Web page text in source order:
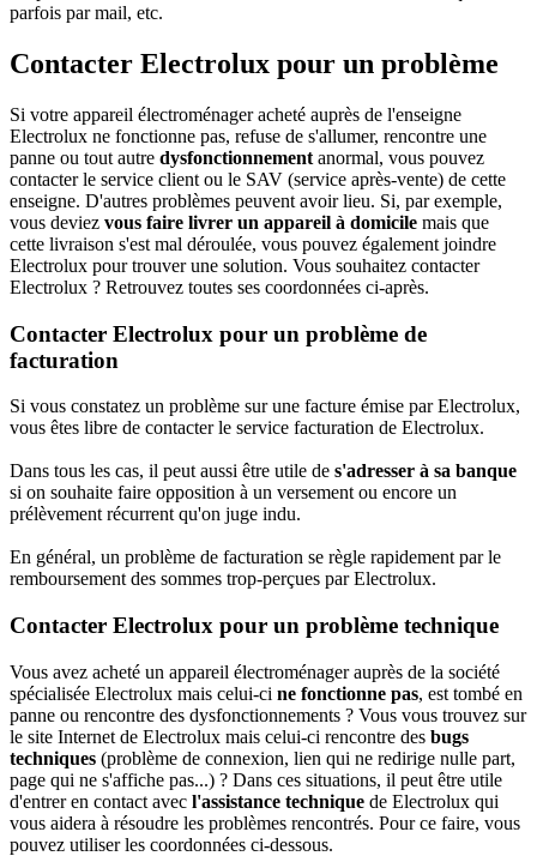
parfois par mail, etc.
Contacter Electrolux pour un problème
Si votre appareil électroménager acheté auprès de l'enseigne
Electrolux ne fonctionne pas, refuse de s'allumer, rencontre une
panne ou tout autre dysfonctionnement anormal, vous pouvez
contacter le service client ou le SAV (service après-vente) de cette
enseigne. D'autres problèmes peuvent avoir lieu. Si, par exemple,
vous deviez vous faire livrer un appareil à domicile mais que
cette livraison s'est mal déroulée, vous pouvez également joindre
Electrolux pour trouver une solution. Vous souhaitez contacter
Electrolux ? Retrouvez toutes ses coordonnées ci-après.
Contacter Electrolux pour un problème de
facturation
Si vous constatez un problème sur une facture émise par Electrolux,
vous êtes libre de contacter le service facturation de Electrolux.
Dans tous les cas, il peut aussi être utile de s'adresser à sa banque
si on souhaite faire opposition à un versement ou encore un
prélèvement récurrent qu'on juge indu.
En général, un problème de facturation se règle rapidement par le
remboursement des sommes trop-perçues par Electrolux.
Contacter Electrolux pour un problème technique
Vous avez acheté un appareil électroménager auprès de la société
spécialisée Electrolux mais celui-ci ne fonctionne pas, est tombé en
panne ou rencontre des dysfonctionnements ? Vous vous trouvez sur
le site Internet de Electrolux mais celui-ci rencontre des bugs
techniques (problème de connexion, lien qui ne redirige nulle part,
page qui ne s'affiche pas...) ? Dans ces situations, il peut être utile
d'entrer en contact avec l'assistance technique de Electrolux qui
vous aidera à résoudre les problèmes rencontrés. Pour ce faire, vous
pouvez utiliser les coordonnées ci-dessous.